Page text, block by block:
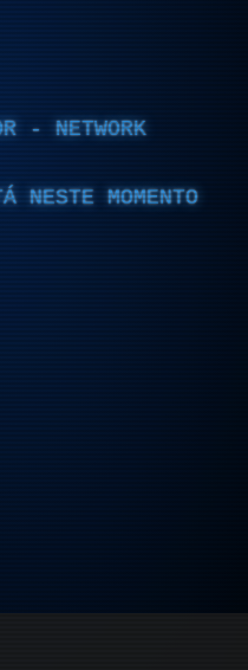
- NETWORK
NESTE MOMENTO